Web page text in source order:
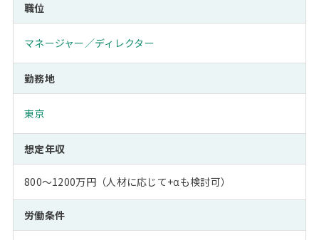
職位
マネージャー／ディレクター
勤務地
東京
想定年収
800～1200万円（人材に応じて+αも検討可）
労働条件